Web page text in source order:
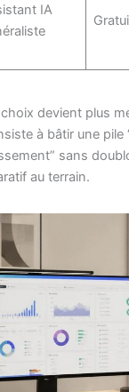
IA
devient plus
à bâtir une
sans
au terrain.